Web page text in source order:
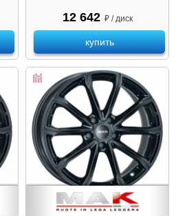
12 642 ₽ / диск
купить